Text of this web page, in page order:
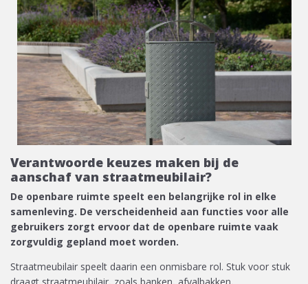
Verantwoorde keuzes maken bij de
aanschaf van straatmeubilair?
De openbare ruimte speelt een belangrijke rol in elke
samenleving. De verscheidenheid aan functies voor alle
gebruikers zorgt ervoor dat de openbare ruimte vaak
zorgvuldig gepland moet worden.
Straatmeubilair speelt daarin een onmisbare rol. Stuk voor stuk